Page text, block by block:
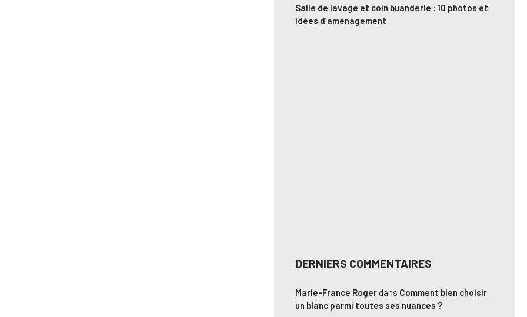
Salle de lavage et coin buanderie : 10 photos et
idées d’aménagement
DERNIERS COMMENTAIRES
Marie-France Roger dans Comment bien choisir
un blanc parmi toutes ses nuances ?